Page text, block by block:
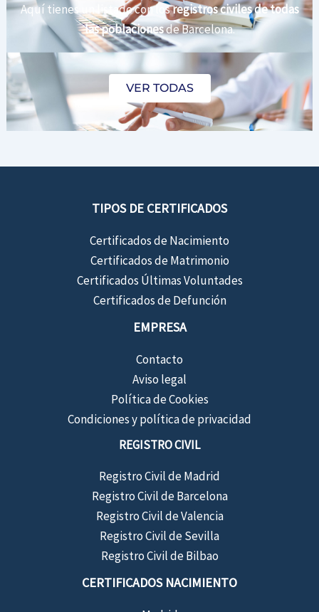
Aquí tienes un listado con losregistros civiles de todas
las poblacionesde Barcelona.
VER TODAS
TIPOS DE CERTIFICADOS
Certificados de Nacimiento
Certificados de Matrimonio
Certificados Últimas Voluntades
Certificados de Defunción
EMPRESA
Contacto
Aviso legal
Política de Cookies
Condiciones y política de privacidad
REGISTRO CIVIL
Registro Civil de Madrid
Registro Civil de Barcelona
Registro Civil de Valencia
Registro Civil de Sevilla
Registro Civil de Bilbao
CERTIFICADOS NACIMIENTO